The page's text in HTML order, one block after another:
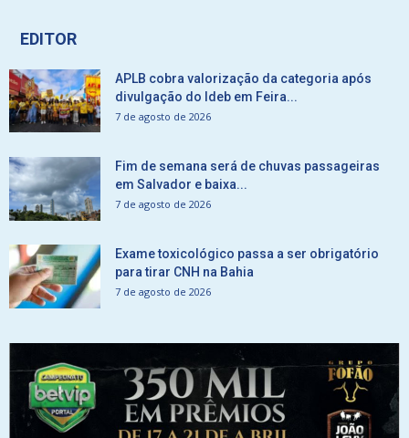
EDITOR
APLB cobra valorização da categoria após
divulgação do Ideb em Feira...
7 de agosto de 2026
Fim de semana será de chuvas passageiras
em Salvador e baixa...
7 de agosto de 2026
Exame toxicológico passa a ser obrigatório
para tirar CNH na Bahia
7 de agosto de 2026